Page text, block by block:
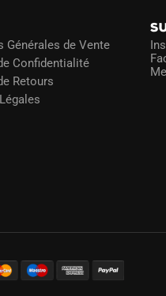
Générales de Vente
Confidentialité
Retours